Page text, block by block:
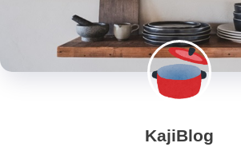
KajiBlog